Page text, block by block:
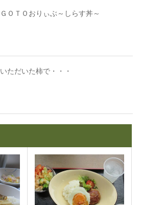
ＧＯＴＯおりぃぶ～しらす丼～
いただいた柿で・・・